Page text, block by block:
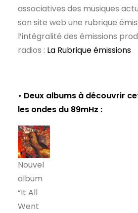
associatives des musiques
son site web une rubrique
l’intégralité des émissions
radios : La Rubrique émissions
• Deux albums à découvrir
les ondes du 89mHz :
Nouvel
album
“It All
Went